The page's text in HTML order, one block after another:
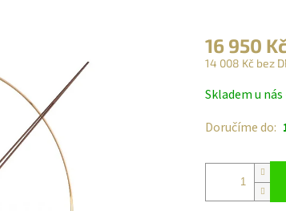
16 950
14 008 Kč bez
cena:
Skladem u
Doručíme do: